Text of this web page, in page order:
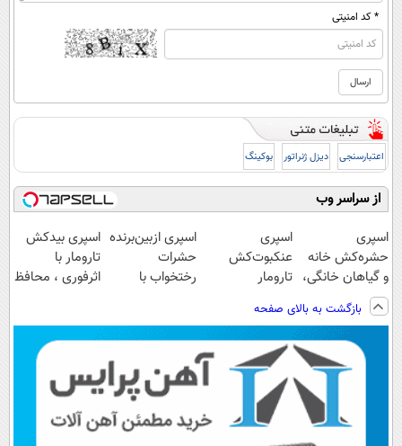
* کد امنیتی
اعتبارسنجی دیزل ژنراتور بوکینگ
از سراسر وب
اسپری
حشره‌کش خانه
و گیاهان خانگی،
نابودکننده انواع
حشرات خانگی و
اسپری
عنکبوت‌‌کش
تارومار
عنکبوت
اسپری ازبین‌برنده
حشرات
رختخواب با
ساس
اسپری بیدکش
تارومار با
اثرفوری ، محافظ
بازگشت به بالای صفحه